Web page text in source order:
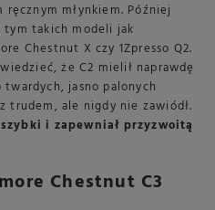
młynkiem. Później
tym takich modeli jak
Chestnut X czy 1Zpresso Q2.
że C2 mielił naprawdę
twardych, jasno palonych
trudem, ale nigdy nie zawiódł.
szybki i zapewniał przyzwoitą
Chestnut C3